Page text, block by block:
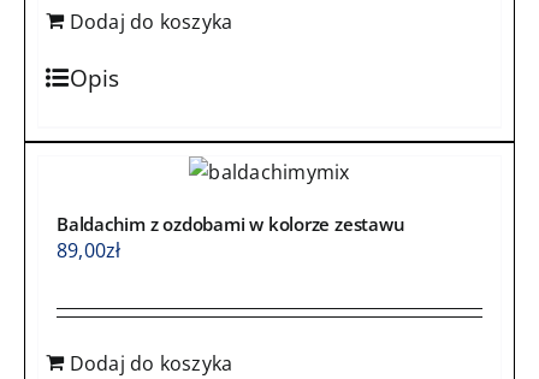
Dodaj do koszyka
Opis
Baldachim z ozdobami w kolorze zestawu
89,00zł
Dodaj do koszyka